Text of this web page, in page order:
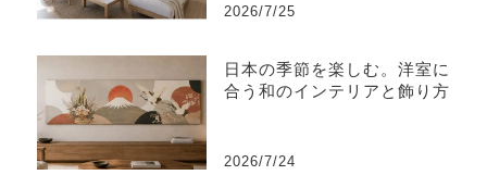
2026/7/25
日本の季節を楽しむ。洋室に
合う和のインテリアと飾り方
2026/7/24